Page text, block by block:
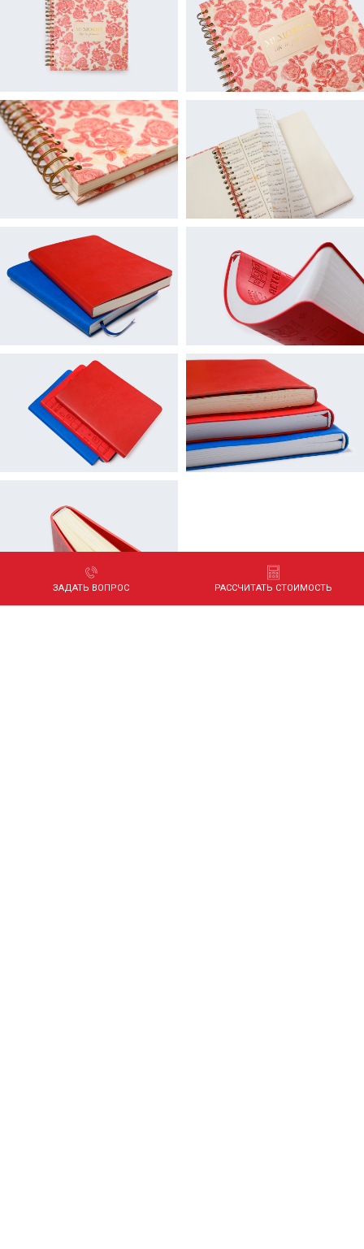
ЗАДАТЬ ВОПРОС РАССЧИТАТЬ СТОИМОСТЬ